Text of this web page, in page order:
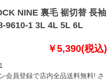
NINE 裏毛 裾切替 長袖
9610-1 3L 4L 5L 6L
￥5,390(税込)
会員登録で店内全品送料無料! さ